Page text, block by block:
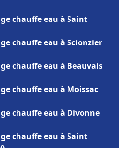
chauffe eau à Saint
chauffe eau à Scionzier
chauffe eau à Beauvais
chauffe eau à Moissac
chauffe eau à Divonne
chauffe eau à Saint